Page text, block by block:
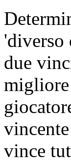
'diverso
due
migliore
vince